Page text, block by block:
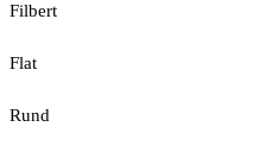
Filbert
Flat
Rund